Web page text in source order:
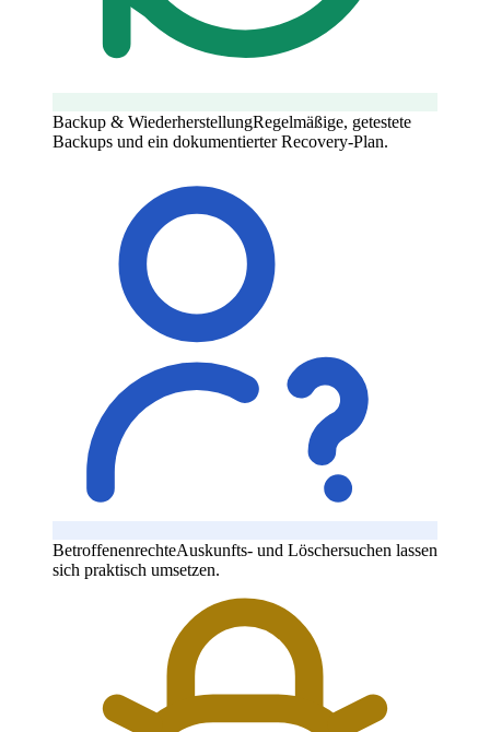
Backup & WiederherstellungRegelmäßige, getestete
Backups und ein dokumentierter Recovery-Plan.
BetroffenenrechteAuskunfts- und Löschersuchen lassen
sich praktisch umsetzen.